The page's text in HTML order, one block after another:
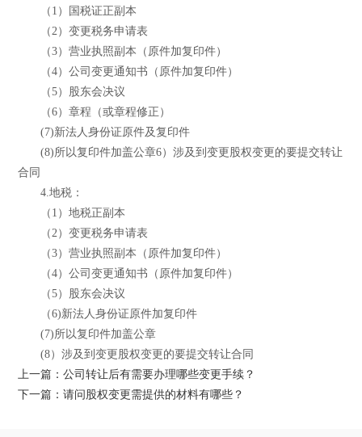
（1）国税证正副本
（2）变更税务申请表
（3）营业执照副本（原件加复印件）
（4）公司变更通知书（原件加复印件）
（5）股东会决议
（6）章程（或章程修正）
(7)新法人身份证原件及复印件
(8)所以复印件加盖公章6）涉及到变更股权变更的要提交转让
合同
4.地税：
（1）地税正副本
（2）变更税务申请表
（3）营业执照副本（原件加复印件）
（4）公司变更通知书（原件加复印件）
（5）股东会决议
（6)新法人身份证原件加复印件
(7)所以复印件加盖公章
(8）涉及到变更股权变更的要提交转让合同
上一篇：公司转让后有需要办理哪些变更手续？
下一篇：请问股权变更需提供的材料有哪些？